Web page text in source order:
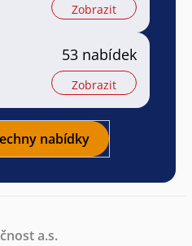
Zobrazit
53 nabídek
Zobrazit
nabídky
a.s.